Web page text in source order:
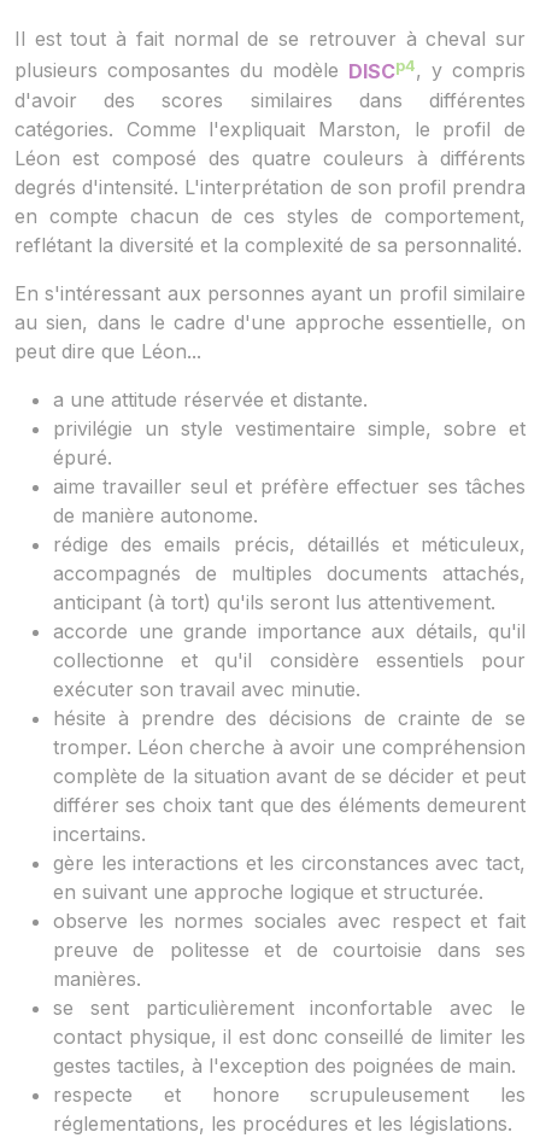
Il est tout à fait normal de se retrouver à cheval sur
plusieurs composantes du modèle DISCp4, y compris
d'avoir des scores similaires dans différentes
catégories. Comme l'expliquait Marston, le profil de
Léon est composé des quatre couleurs à différents
degrés d'intensité. L'interprétation de son profil prendra
en compte chacun de ces styles de comportement,
reflétant la diversité et la complexité de sa personnalité.
En s'intéressant aux personnes ayant un profil similaire
au sien, dans le cadre d'une approche essentielle, on
peut dire que Léon...
a une attitude réservée et distante.
privilégie un style vestimentaire simple, sobre et
épuré.
aime travailler seul et préfère effectuer ses tâches
de manière autonome.
rédige des emails précis, détaillés et méticuleux,
accompagnés de multiples documents attachés,
anticipant (à tort) qu'ils seront lus attentivement.
accorde une grande importance aux détails, qu'il
collectionne et qu'il considère essentiels pour
exécuter son travail avec minutie.
hésite à prendre des décisions de crainte de se
tromper. Léon cherche à avoir une compréhension
complète de la situation avant de se décider et peut
différer ses choix tant que des éléments demeurent
incertains.
gère les interactions et les circonstances avec tact,
en suivant une approche logique et structurée.
observe les normes sociales avec respect et fait
preuve de politesse et de courtoisie dans ses
manières.
se sent particulièrement inconfortable avec le
contact physique, il est donc conseillé de limiter les
gestes tactiles, à l'exception des poignées de main.
respecte et honore scrupuleusement les
réglementations, les procédures et les législations.